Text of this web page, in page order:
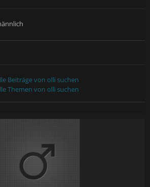
Beiträge von olli suchen
Themen von olli suchen